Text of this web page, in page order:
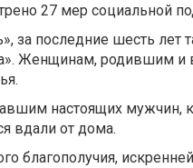
27 мер социальной
за последние шесть
Женщинам, родившим и
настоящих мужчин,
вдали от дома.